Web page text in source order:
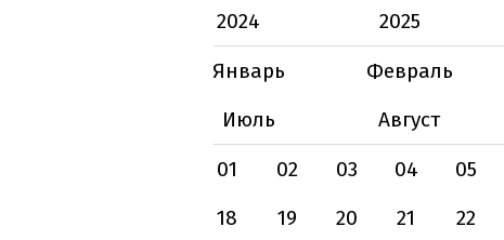
2024 2025
Январь
Февраль
Июль
Август
01
02 03 04 05
18
19 20 21 22